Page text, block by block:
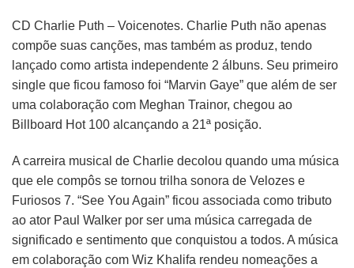
CD Charlie Puth – Voicenotes. Charlie Puth não apenas
compõe suas canções, mas também as produz, tendo
lançado como artista independente 2 álbuns. Seu primeiro
single que ficou famoso foi “Marvin Gaye” que além de ser
uma colaboração com Meghan Trainor, chegou ao
Billboard Hot 100 alcançando a 21ª posição.
A carreira musical de Charlie decolou quando uma música
que ele compôs se tornou trilha sonora de Velozes e
Furiosos 7. “See You Again” ficou associada como tributo
ao ator Paul Walker por ser uma música carregada de
significado e sentimento que conquistou a todos. A música
em colaboração com Wiz Khalifa rendeu nomeações a